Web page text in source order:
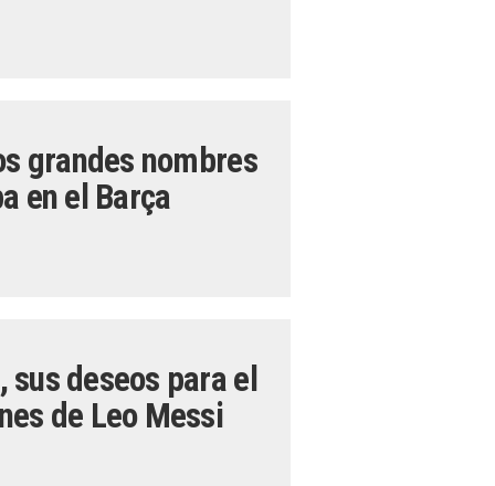
grandes nombres
en el Barça
deseos para el
de Leo Messi